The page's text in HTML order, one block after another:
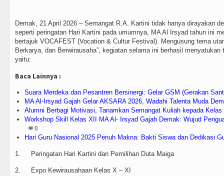
Demak, 21 April 2026 – Semangat R.A. Kartini tidak hanya dirayakan
seperti peringatan Hari Kartini pada umumnya, MA Al Irsyad tahun ini
bertajuk VOCAFEST (Vocation & Cultur Festival). Mengusung tema
Berkarya, dan Berwirausaha”, kegiatan selama ini berhasil
yaitu:
Baca Lainnya :
Suara Merdeka dan Pesantren Bersinergi: Gelar GSM (Gerakan
MA Al-Irsyad Gajah Gelar AKSARA 2026, Wadahi Talenta Muda
Alumni Berbagi Motivasi, Tanamkan Semangat Kuliah kepada
Workshop Skill Kelas XII MA Al- Irsyad Gajah Demak: Wujud
0
Hari Guru Nasional 2025 Penuh Makna: Bakti Siswa dan Dedikasi
1. Peringatan Hari Kartini dan Pemilihan Duta Maiga
2. Expo Kewirausahaan Kelas X – XI